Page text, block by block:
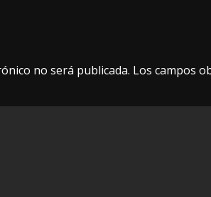
no será publicada. Los campos